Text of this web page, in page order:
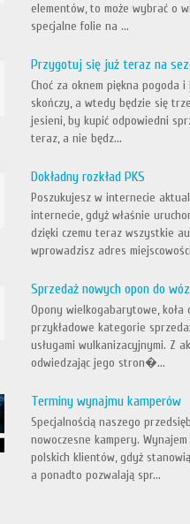
elementów, to może wybrać o
specjalne folie na ...
Przygotuj się już teraz na
Choć za oknem piękna
skończy, a wtedy będzie się
jesieni, by kupić odpowiedni
teraz, a nie będz...
Dokładny rozkład PKS
Poszukujesz w internecie
internecie, gdyż właśnie
dzięki czemu teraz wszystkie
wprowadzisz adres
Sprzedaż nowych opon do
Opony wielkogabarytowe, koła
przykładowe kategorie
usługami wulkanizacyjnymi. Z
odwiedzając jego stron�...
Terminy wynajmu kamperów
Specjalnością naszego
nowoczesne kampery.
polskich klientów, gdyż
a ponadto pozwalają spr...